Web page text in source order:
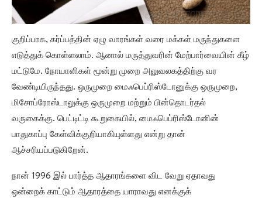
குறிப்பாக, கர்ப்பத்தின் ஏழு வாரங்கள் வரை மக்கள் மருந்துகளை
எடுத்துக் கொள்ளலாம். ஆனால் மருத்துவரின் மேற்பார்வையின் கீழ்
மட்டுமே. நோயாளிகள் மூன்று முறை அலுவலகத்திற்கு வர
வேண்டியிருந்தது. ஒருமுறை மைஃபெப்ரிஸ்டோனுக்கு ஒருமுறை,
மிசோப்ரோஸ்டாலுக்கு ஒருமுறை மற்றும் பின்தொடர்தல்
வருகைக்கு. பெட்டிட்டி கூறுகையில், மைஃபெப்ரிஸ்டோனின்
பாதுகாப்பு கேள்விக்குறியாகியுள்ளது என்று தான்
ஆச்சரியப்படுகிறேன்.
நான் 1996 இல் பார்த்த ஆதாரங்களை விட வேறு ஏதாவது
ஒன்றைக் காட்டும் ஆதாரத்தை யாராவது எனக்குக்